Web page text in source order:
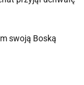
swoją Boską